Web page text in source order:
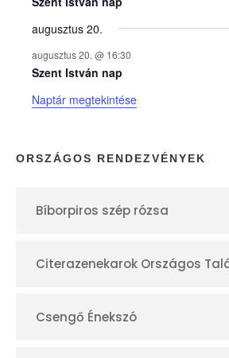
k
n
a
p
r
augusztus 20.
augusztus 20. @ 16:30
Szent István nap
Naptár megtekintése
ORSZÁGOS RENDEZVÉNYEK
Bíborpiros szép rózsa
Citerazenekarok Országos
Csengő Énekszó